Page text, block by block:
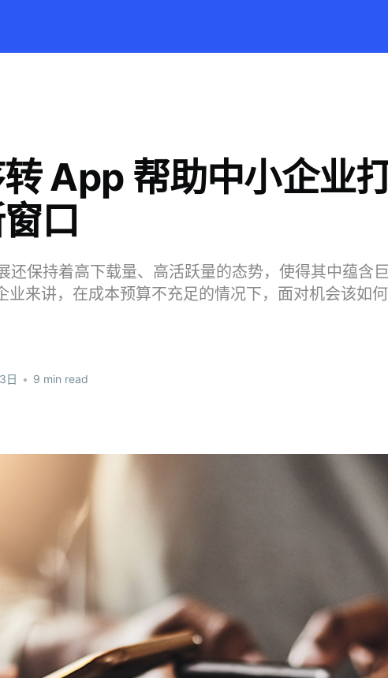
App 帮助中小企业
口
还保持着高下载量、高活跃量的态势，使得其中蕴含
业来讲，在成本预算不充足的情况下，面对机会该如
日 • 9 min read